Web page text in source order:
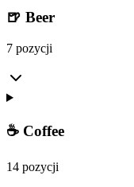
🍺 Beer
7 pozycji
☕ Coffee
14 pozycji